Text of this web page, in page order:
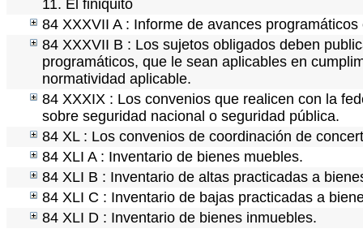
11. El finiquito
84 XXXVII A : Informe de avances
84 XXXVII B : Los sujetos obligados deben
programáticos, que le sean aplicables en
normatividad aplicable.
84 XXXIX : Los convenios que realicen con la
sobre seguridad nacional o seguridad pública.
84 XL : Los convenios de coordinación de
84 XLI A : Inventario de bienes muebles.
84 XLI B : Inventario de altas practicadas a
84 XLI C : Inventario de bajas practicadas a
84 XLI D : Inventario de bienes inmuebles.